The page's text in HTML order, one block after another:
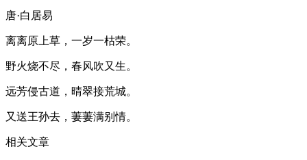
唐·白居易
离离原上草，一岁一枯荣。
野火烧不尽，春风吹又生。
远芳侵古道，晴翠接荒城。
又送王孙去，萋萋满别情。
相关文章